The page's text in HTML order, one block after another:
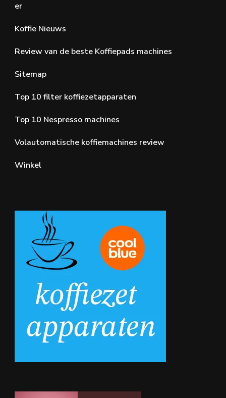
er
Koffie Nieuws
Review van de beste Koffiepads machines
Sitemap
Top 10 filter koffiezetapparaten
Top 10 Nespresso machines
Volautomatische koffiemachines review
Winkel